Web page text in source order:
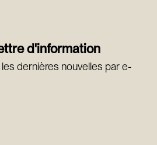
d'information
dernières nouvelles par e-